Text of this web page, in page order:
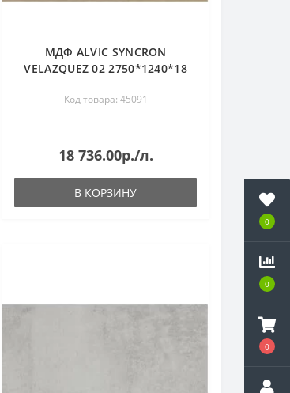
0
0
0
МДФ ALVIC SYNCRON
VELAZQUEZ 02 2750*1240*18
Код товара: 45091
18 736.00р./л.
В КОРЗИНУ